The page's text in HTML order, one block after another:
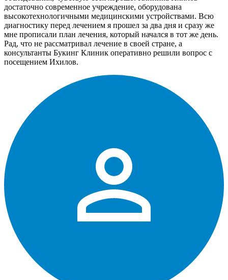
достаточно современное учреждение, оборудована
высокотехнологичными медицинскими устройствами. Всю
диагностику перед лечением я прошел за два дня и сразу же
мне прописали план лечения, который начался в тот же день.
Рад, что не рассматривал лечение в своей стране, а
консультанты Букинг Клиник оперативно решили вопрос с
посещением Ихилов.